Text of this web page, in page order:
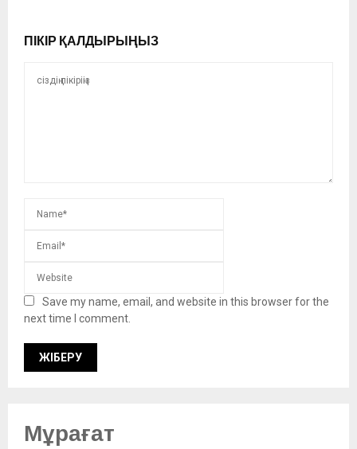
ПІКІР ҚАЛДЫРЫҢЫЗ
Save my name, email, and website in this browser for the
next time I comment.
Мұрағат